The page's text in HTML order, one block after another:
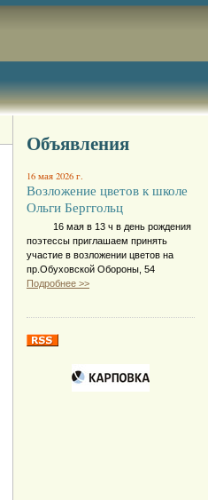
Объявления
16 мая 2026 г.
Возложение цветов к школе
Ольги Берггольц
16 мая в 13 ч в день рождения
поэтессы приглашаем принять
участие в возложении цветов на
пр.Обуховской Обороны, 54
Подробнее >>